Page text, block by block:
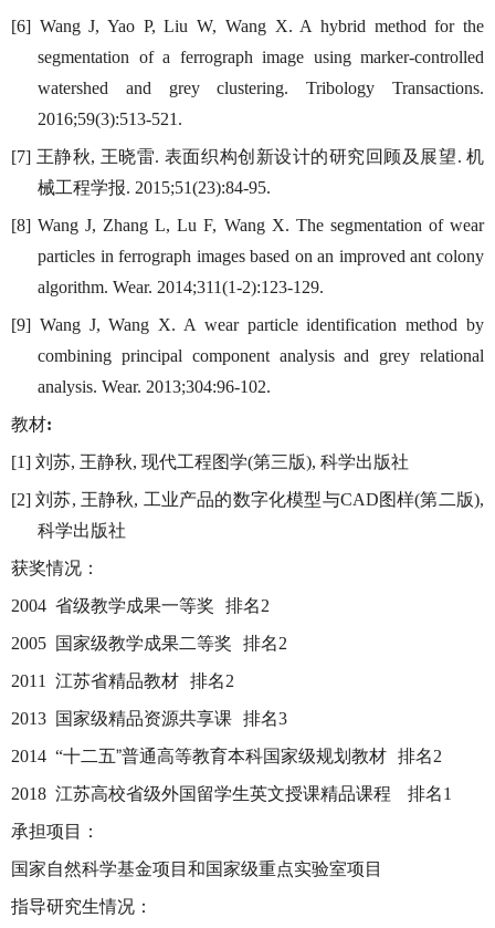
[6] Wang J, Yao P, Liu W, Wang X. A hybrid method for the
segmentation of a ferrograph image using marker-controlled
watershed and grey clustering. Tribology Transactions.
2016;59(3):513-521.
[7] 王静秋, 王晓雷. 表面织构创新设计的研究回顾及展望.机
械工程学报. 2015;51(23):84-95.
[8] Wang J, Zhang L, Lu F, Wang X. The segmentation of wear
particles in ferrograph images based on an improved ant colony
algorithm. Wear. 2014;311(1-2):123-129.
[9] Wang J, Wang X. A wear particle identification method by
combining principal component analysis and grey relational
analysis. Wear. 2013;304:96-102.
教材:
[1] 刘苏, 王静秋, 现代工程图学(第三版), 科学出版社
[2]刘苏, 王静秋, 工业产品的数字化模型与CAD图样(第二版),
科学出版社
获奖情况：
2004 省级教学成果一等奖 排名2
2005 国家级教学成果二等奖 排名2
2011 江苏省精品教材 排名2
2013 国家级精品资源共享课 排名3
2014 “十二五”普通高等教育本科国家级规划教材 排名2
2018 江苏高校省级外国留学生英文授课精品课程 排名1
承担项目：
国家自然科学基金项目和国家级重点实验室项目
指导研究生情况：